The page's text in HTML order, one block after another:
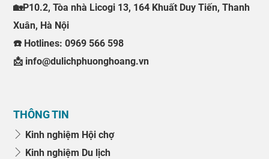
🏡P10.2, Tòa nhà Licogi 13, 164 Khuất Duy Tiến, Thanh
Xuân, Hà Nội
☎️ Hotlines: 0969 566 598
📩 info@dulichphuonghoang.vn
THÔNG TIN
Kinh nghiệm Hội chợ
Kinh nghiệm Du lịch